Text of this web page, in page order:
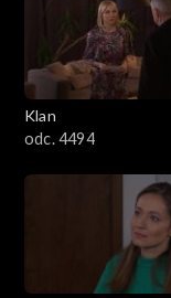
3501–3600
3401–3500
3101–3200
Klan
odc. 4494